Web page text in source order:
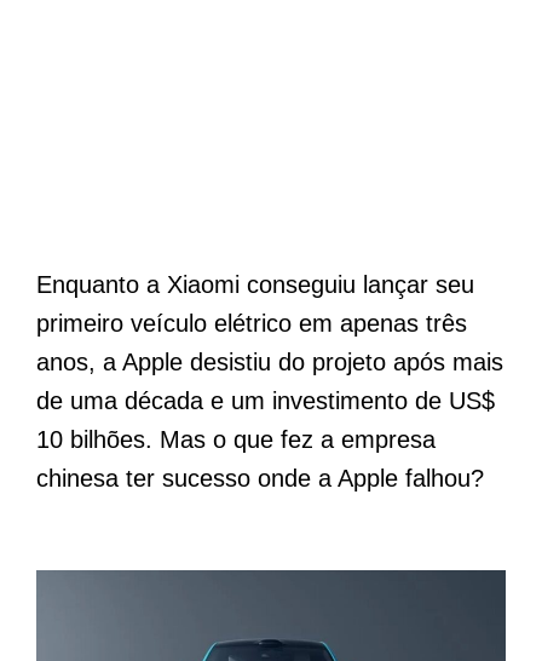
Enquanto a Xiaomi conseguiu lançar seu
primeiro veículo elétrico em apenas três
anos, a Apple desistiu do projeto após mais
de uma década e um investimento de US$
10 bilhões. Mas o que fez a empresa
chinesa ter sucesso onde a Apple falhou?